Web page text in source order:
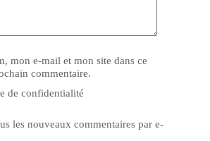
mon e-mail et mon site dans ce
commentaire.
de confidentialité
les nouveaux commentaires par e-